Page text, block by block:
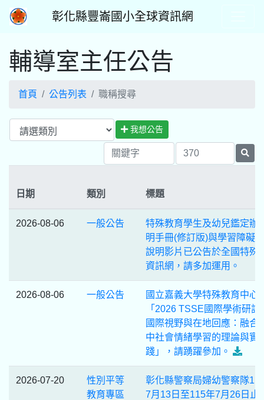
彰化縣豐崙國小全球資訊網
輔導室主任公告
首頁 公告列表 職稱搜尋
我想公告
日期 類別 標題
2026-08-06 一般公告
特殊教育學生及幼兒鑑定辦
明手冊(修訂版)與學習障礙
說明影片已公告於全國特殊
資訊網，請多加運用。
2026-08-06 一般公告
國立嘉義大學特殊教育中心
「2026 TSSE國際學術研討
國際視野與在地回應：融合
中社會情緒學習的理論與實
踐」，請踴躍參加。
2026-07-20
性別平等
教育專區
彰化縣警察局婦幼警察隊
7月13日至115年7月26日止